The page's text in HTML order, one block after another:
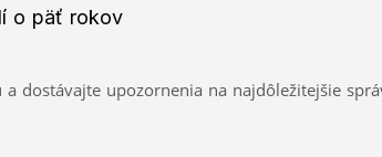
o päť rokov
dostávajte upozornenia na najdôležitejšie